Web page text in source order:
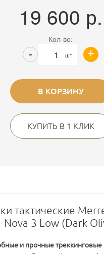
19 600 р.
Кол-во:
шт +
-
В КОРЗИНУ
КУПИТЬ В 1 КЛИК
тактические
Nova 3 Low (Dark
и прочные треккинговые